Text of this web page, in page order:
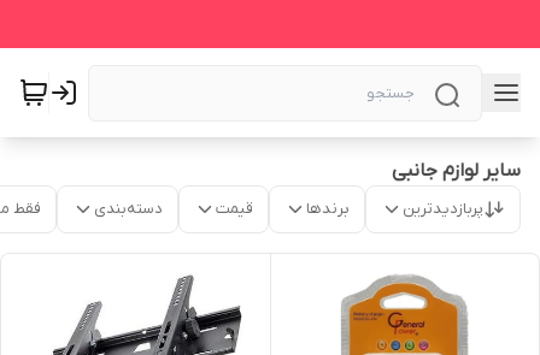
سایر لوازم جانبی
پربازدیدترین برندها قیمت دسته‌بندی فقط